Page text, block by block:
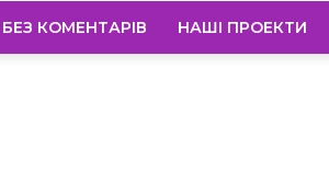
БЕЗ КОМЕНТАРІВ НАШІ ПРОЕКТИ